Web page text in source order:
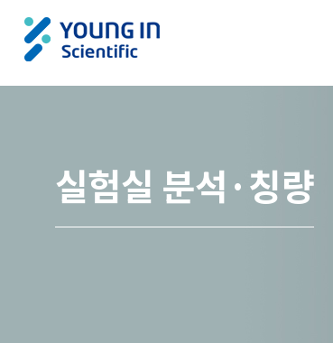
실험실 분석·칭량